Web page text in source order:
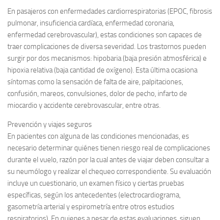
En pasajeros con enfermedades cardiorrespiratorias (EPOC, fibrosis
pulmonar, insuficiencia cardíaca, enfermedad coronaria,
enfermedad cerebrovascular), estas condiciones son capaces de
traer complicaciones de diversa severidad. Los trastornos pueden
surgir por dos mecanismos: hipobaria (baja presión atmosférica) e
hipoxia relativa (baja cantidad de oxígeno). Esta última ocasiona
síntomas como la sensación de falta de aire, palpitaciones,
confusión, mareos, convulsiones, dolor de pecho, infarto de
miocardio y accidente cerebrovascular, entre otras.
Prevención y viajes seguros
En pacientes con alguna de las condiciones mencionadas, es
necesario determinar quiénes tienen riesgo real de complicaciones
durante el vuelo, razón por la cual antes de viajar deben consultar a
su neumólogo y realizar el chequeo correspondiente. Su evaluación
incluye un cuestionario, un examen físico y ciertas pruebas
específicas, según los antecedentes (electrocardiograma,
gasometría arterial y espirometría entre otros estudios